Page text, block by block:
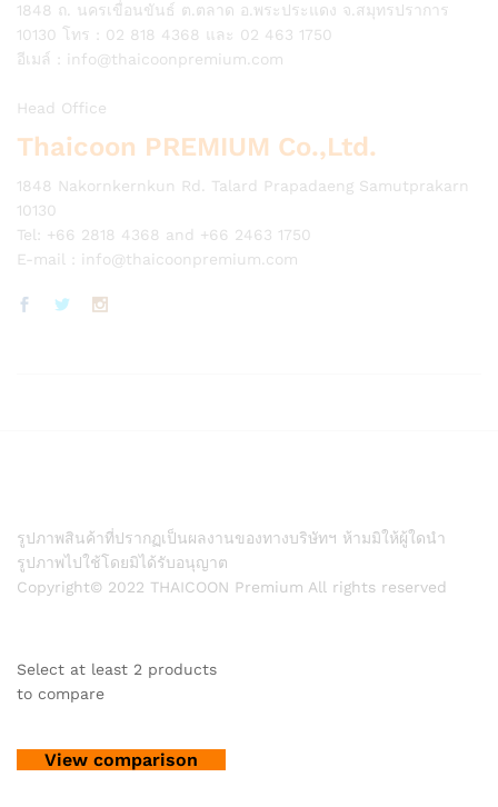
1848 ถ. นครเขื่อนขันธ์ ต.ตลาด อ.พระประแดง จ.สมุทรปราการ
10130 โทร : 02 818 4368 และ 02 463 1750
อีเมล์ : info@thaicoonpremium.com
Head Office
Thaicoon PREMIUM Co.,Ltd.
1848 Nakornkernkun Rd. Talard Prapadaeng Samutprakarn
10130
Tel: +66 2818 4368 and +66 2463 1750
E-mail : info@thaicoonpremium.com
รูปภาพสินค้าที่ปรากฏเป็นผลงานของทางบริษัทฯ ห้ามมิให้ผู้ใดนำ
รูปภาพไปใช้โดยมิได้รับอนุญาต
Copyright© 2022 THAICOON Premium All rights reserved
Select at least 2 products
to compare
View comparison